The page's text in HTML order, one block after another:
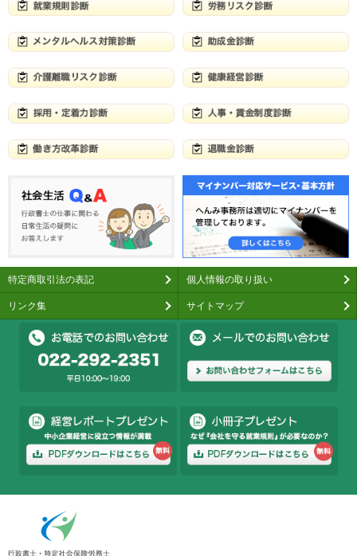
特定商取引法の表記 個人情報の取り扱い
リンク集 サイトマップ